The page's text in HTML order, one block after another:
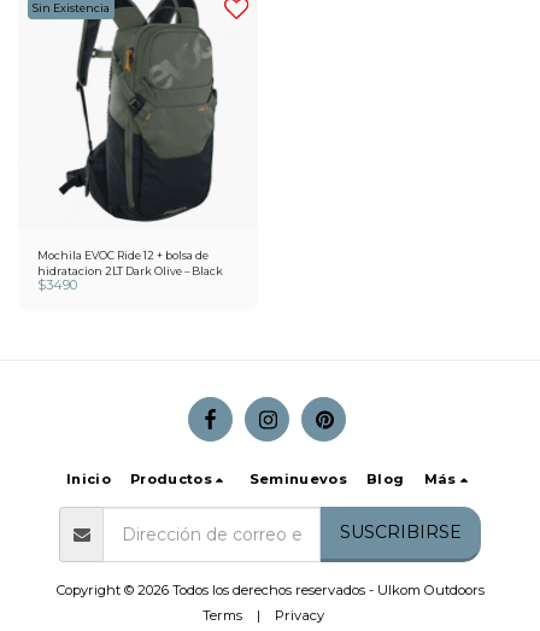
Sin Existencia
Mochila EVOC Ride 12 + bolsa de
hidratacion 2LT Dark Olive – Black
$3490
Inicio Productos Seminuevos Blog Más
SUSCRIBIRSE
Copyright © 2026 Todos los derechos reservados - Ulkom Outdoors
Terms| Privacy